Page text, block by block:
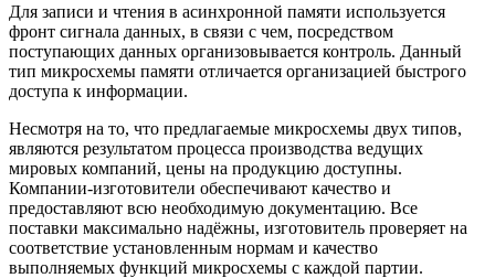
Для записи и чтения в асинхронной памяти используется
фронт сигнала данных, в связи с чем, посредством
поступающих данных организовывается контроль. Данный
тип микросхемы памяти отличается организацией быстрого
доступа к информации.
Несмотря на то, что предлагаемые микросхемы двух типов,
являются результатом процесса производства ведущих
мировых компаний, цены на продукцию доступны.
Компании-изготовители обеспечивают качество и
предоставляют всю необходимую документацию. Все
поставки максимально надёжны, изготовитель проверяет на
соответствие установленным нормам и качество
выполняемых функций микросхемы с каждой партии.